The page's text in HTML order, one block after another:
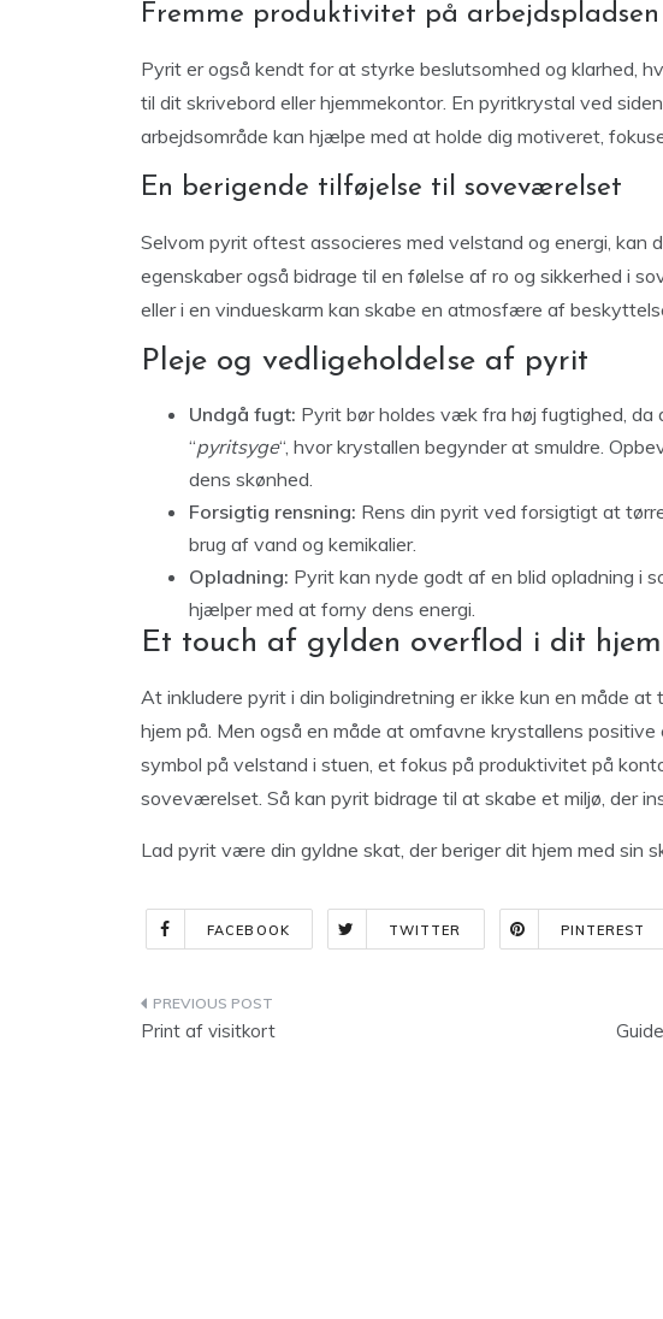
Fremme produktivitet på arbejdspladsen
Pyrit er også kendt for at styrke beslutsomhed og klarhed,
til dit skrivebord eller hjemmekontor. En pyritkrystal ved
arbejdsområde kan hjælpe med at holde dig motiveret,
En berigende tilføjelse til soveværelset
Selvom pyrit oftest associeres med velstand og energi, kan
egenskaber også bidrage til en følelse af ro og sikkerhed i
eller i en vindueskarm kan skabe en atmosfære af
Pleje og vedligeholdelse af pyrit
Undgå fugt: Pyrit bør holdes væk fra høj fugtighed, da
“pyritsyge“, hvor krystallen begynder at smuldre.
dens skønhed.
Forsigtig rensning: Rens din pyrit ved forsigtigt at
brug af vand og kemikalier.
Opladning: Pyrit kan nyde godt af en blid opladning i
hjælper med at forny dens energi.
Et touch af gylden overflod i dit hjem
At inkludere pyrit i din boligindretning er ikke kun en måde
hjem på. Men også en måde at omfavne krystallens
symbol på velstand i stuen, et fokus på produktivitet på
soveværelset. Så kan pyrit bidrage til at skabe et miljø, der
Lad pyrit være din gyldne skat, der beriger dit hjem med sin
FACEBOOK TWITTER PINTEREST
Indlægsnavigation
Print af visitkort